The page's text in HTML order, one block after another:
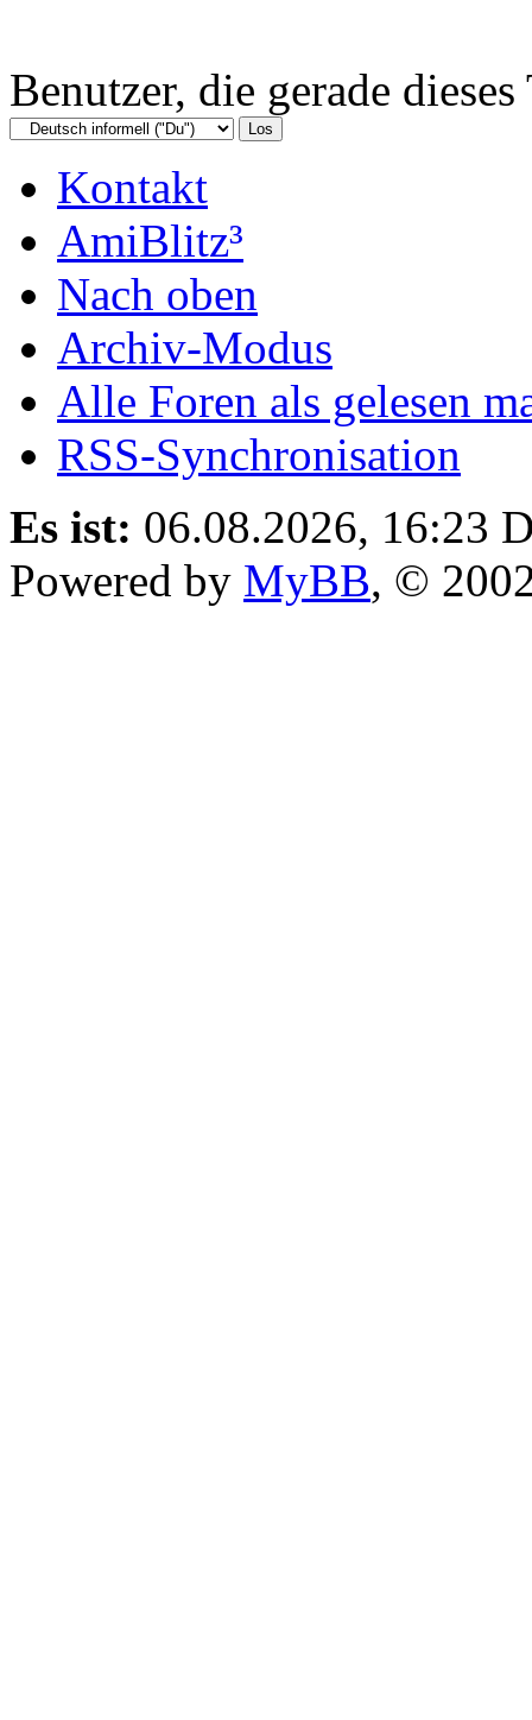
Benutzer, die gerade
Kontakt
AmiBlitz³
Nach oben
Archiv-Modus
Alle Foren als gelesen
RSS-Synchronisation
Es ist: 06.08.2026, 16:23
Powered by MyBB, ©